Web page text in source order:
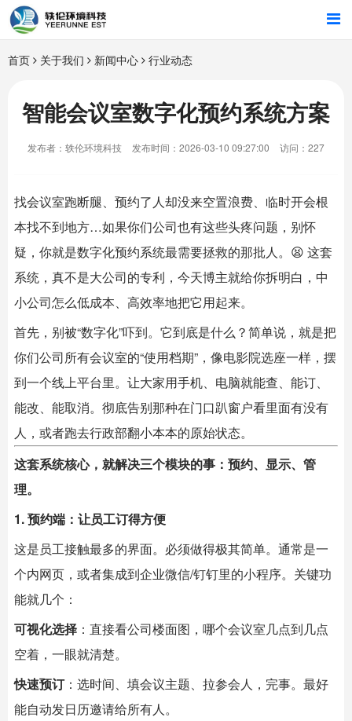
首页
行业解决方案
智能硬件
关于我们
首页 关于我们 新闻中心 行业动态
智能会议室数字化预约系统方案
发布者：轶伦环境科技 发布时间：2026-03-10 09:27:00 访问：227
找会议室跑断腿、预约了人却没来空置浪费、临时开会根
本找不到地方…如果你们公司也有这些头疼问题，别怀
疑，你就是数字化预约系统最需要拯救的那批人。😫 这套
系统，真不是大公司的专利，今天博主就给你拆明白，中
小公司怎么低成本、高效率地把它用起来。
首先，别被“数字化”吓到。它到底是什么？简单说，就是把
你们公司所有会议室的“使用档期”，像电影院选座一样，摆
到一个线上平台里。让大家用手机、电脑就能查、能订、
能改、能取消。彻底告别那种在门口趴窗户看里面有没有
人，或者跑去行政部翻小本本的原始状态。
这套系统核心，就解决三个模块的事：预约、显示、管
理。
1. 预约端：让员工订得方便
这是员工接触最多的界面。必须做得极其简单。通常是一
个内网页，或者集成到企业微信/钉钉里的小程序。关键功
能就几个：
可视化选择 ：直接看公司楼面图，哪个会议室几点到几点
空着，一眼就清楚。
快速预订：选时间、填会议主题、拉参会人，完事。最好
能自动发日历邀请给所有人。